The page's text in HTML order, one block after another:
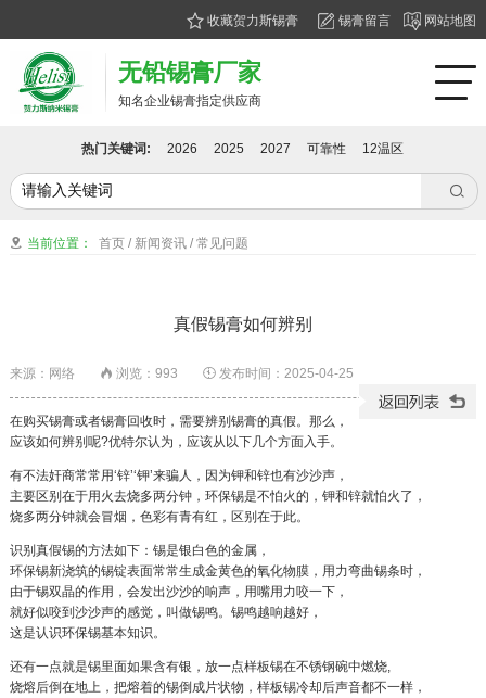
收藏贺力斯锡膏 锡膏留言 网站地图
无铅锡膏厂家
知名企业锡膏指定供应商
热门关键词: 2026 2025 2027 可靠性 12温区

 当前位置： 首页 / 新闻资讯 /常见问题
真假锡膏如何辨别
来源：网络  浏览： 993 发布时间：2025-04-25
在购买锡膏或者锡膏回收时，需要辨别锡膏的真假。那么，
应该如何辨别呢?优特尔认为，应该从以下几个方面入手。
有不法奸商常常用‘锌’‘钾’来骗人，因为钾和锌也有沙沙声，
主要区别在于用火去烧多两分钟，环保锡是不怕火的，钾和锌就怕火了，
烧多两分钟就会冒烟，色彩有青有红，区别在于此。
识别真假锡的方法如下：锡是银白色的金属，
环保锡新浇筑的锡锭表面常常生成金黄色的氧化物膜，用力弯曲锡条时，
由于锡双晶的作用，会发出沙沙的响声，用嘴用力咬一下，
就好似咬到沙沙声的感觉，叫做锡鸣。锡鸣越响越好，
这是认识环保锡基本知识。
还有一点就是锡里面如果含有银，放一点样板锡在不锈钢碗中燃烧,
烧熔后倒在地上，把熔着的锡倒成片状物，样板锡冷却后声音都不一样，